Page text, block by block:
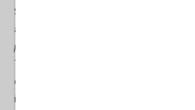
Si può attribuire il disastro sul fronte
all'incompetenza. O come ha detto l'altro
pseudonimo
Trump, su
che la sua [di Trump] priorità assoluta è
interazione, indipendentemente dal fatto